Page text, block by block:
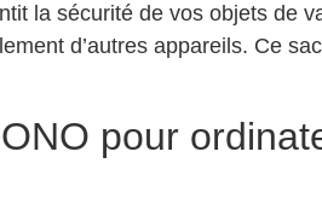
la sécurité de vos objets de
d’autres appareils. Ce
pour